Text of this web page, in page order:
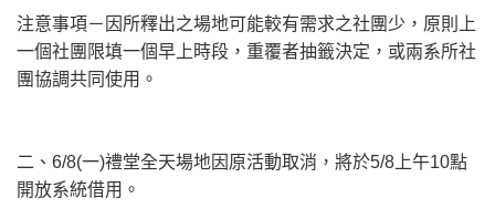
注意事項－因所釋出之場地可能較有需求之社團少，原則上
一個社團限填一個早上時段，重覆者抽籤決定，或兩系所社
團協調共同使用。
二、6/8(一)禮堂全天場地因原活動取消，將於5/8上午10點
開放系統借用。